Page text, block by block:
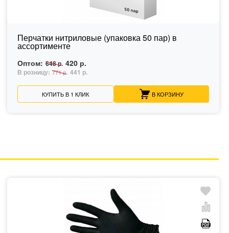
Перчатки нитриловые (упаковка 50 пар) в
ассортименте
Оптом: 648 р. 420 р.
В розницу: 771 р. 441 р.
КУПИТЬ В 1 КЛИК В КОРЗИНУ